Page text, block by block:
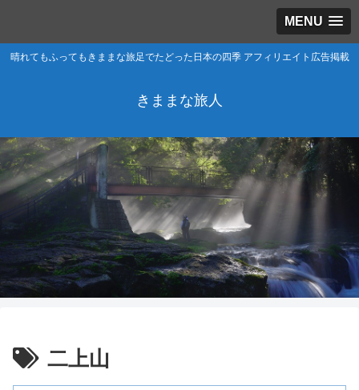
MENU
晴れてもふってもきままな旅足でたどった日本の四季 アフィリエイト広告掲載
きままな旅人
二上山